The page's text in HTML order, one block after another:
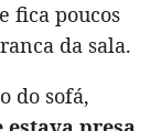
fica poucos
da sala.
do sofá,